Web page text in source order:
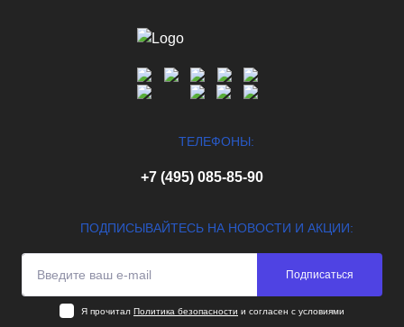
ТЕЛЕФОНЫ:
+7 (495) 085-85-90
ПОДПИСЫВАЙТЕСЬ НА НОВОСТИ И АКЦИИ:
Подписаться
Я прочитал Политика безопасности и согласен с условиями